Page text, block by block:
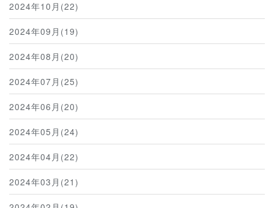
2024年10月(22)
2024年09月(19)
2024年08月(20)
2024年07月(25)
2024年06月(20)
2024年05月(24)
2024年04月(22)
2024年03月(21)